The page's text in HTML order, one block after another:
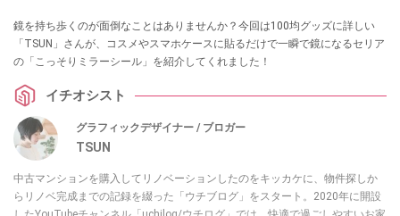
鏡を持ち歩くのが面倒なことはありませんか？今回は100均グッズに詳しい
「TSUN」さんが、コスメやスマホケースに貼るだけで一瞬で鏡になるセリア
の「こっそりミラーシール」を紹介してくれました！
イチオシスト
グラフィックデザイナー / ブロガー
TSUN
中古マンションを購入してリノベーションしたのをキッカケに、物件探しか
らリノベ完成までの記録を綴った「ウチブログ」をスタート。2020年に開設